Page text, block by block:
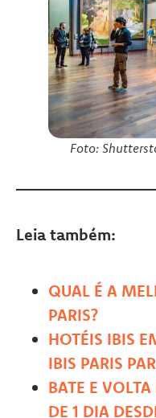
Foto:
Leia também:
QUAL É A
PARIS?
HOTÉIS IBIS
IBIS PARIS
BATE E
DE 1 DIA